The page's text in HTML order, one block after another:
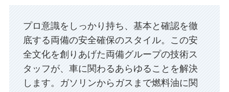
プロ意識をしっかり持ち、基本と確認を徹
底する両備の安全確保のスタイル。この安
全文化を創りあげた両備グループの技術ス
タッフが、車に関わるあらゆることを解決
します。ガソリンからガスまで燃料油に関